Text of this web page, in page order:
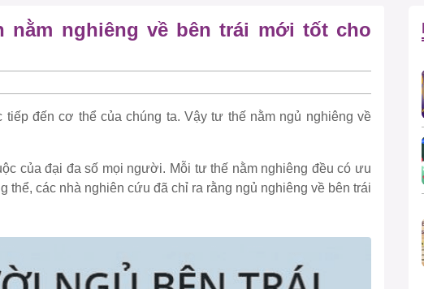
nằm nghiêng về bên trái mới tốt cho
đến cơ thể của chúng ta. Vậy tư thế nằm ngủ nghiêng về
của đại đa số mọi người. Mỗi tư thế nằm nghiêng đều có ưu
thể, các nhà nghiên cứu đã chỉ ra rằng ngủ nghiêng về bên trái